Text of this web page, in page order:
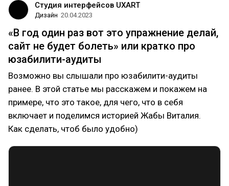
Студия интерфейсов UXART
Дизайн 20.04.2023
«В год один раз вот это упражнение делай,
сайт не будет болеть» или кратко про
юзабилити-аудиты
Возможно вы слышали про юзабилити-аудиты
ранее. В этой статье мы расскажем и покажем на
примере, что это такое, для чего, что в себя
включает и поделимся историей Жабы Виталия.
Как сделать, чтоб было удобно)